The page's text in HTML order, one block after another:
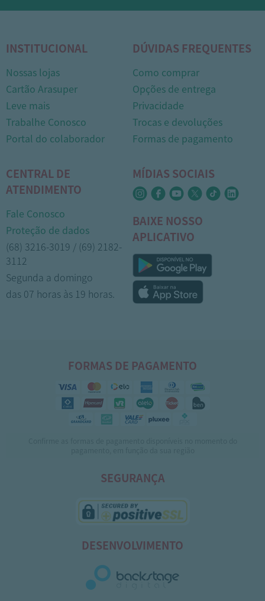
INSTITUCIONAL
Nossas lojas
Cartão Arasuper
Leve mais
Trabalhe Conosco
Portal do colaborador
DÚVIDAS FREQUENTES
Como comprar
Opções de entrega
Privacidade
Trocas e devoluções
Formas de pagamento
CENTRAL DE
ATENDIMENTO
Fale Conosco
Proteção de dados
(68) 3216-3019 / (69) 2182-
3112
Segunda a domingo
das 07 horas às 19 horas.
MÍDIAS SOCIAIS
BAIXE NOSSO
APLICATIVO
FORMAS DE PAGAMENTO
SEGURANÇA
DESENVOLVIMENTO